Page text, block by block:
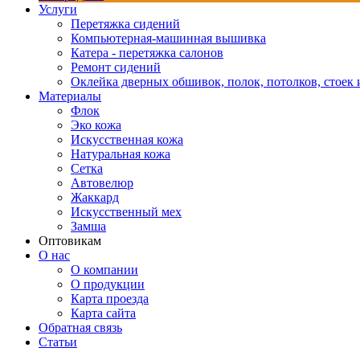
Услуги
Перетяжка сидений
Компьютерная-машинная вышивка
Катера - перетяжка салонов
Ремонт сидений
Оклейка дверных обшивок, полок, потолков, стоек
Материалы
Флок
Эко кожа
Искусственная кожа
Натуральная кожа
Сетка
Автовелюр
Жаккард
Искусственный мех
Замша
Оптовикам
О нас
О компании
О продукции
Карта проезда
Карта сайта
Обратная связь
Статьи